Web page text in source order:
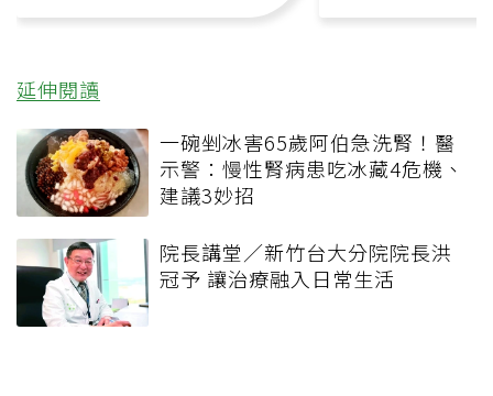
延伸閱讀
一碗剉冰害65歲阿伯急洗腎！醫
示警：慢性腎病患吃冰藏4危機、
建議3妙招
院長講堂／新竹台大分院院長洪
冠予 讓治療融入日常生活